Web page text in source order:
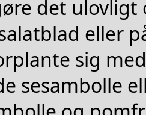
det
eller
sig
sesambolle